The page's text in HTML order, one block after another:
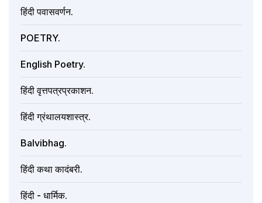
हिंदी पवासवर्णन.
POETRY.
English Poetry.
हिंदी वृत्तपत्रप्रकाशन.
हिंदी ग्रंथालयशास्त्र.
Balvibhag.
हिंदी कथा कादंबरी.
हिंदी - धार्मिक.